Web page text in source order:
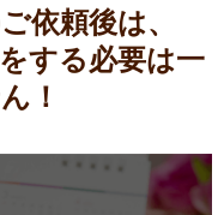
依頼後は、
する必要は一
！